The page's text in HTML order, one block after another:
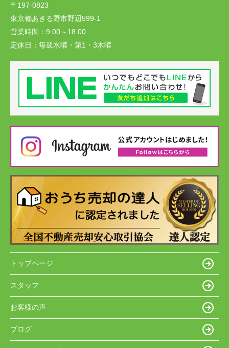
〒197-0823
東京都あきる野市野辺599-1
営業時間： 9:00～18:00
定休日： 毎週水曜・第1・3木曜
トップページ
スタッフ
お客様の声
ブログ